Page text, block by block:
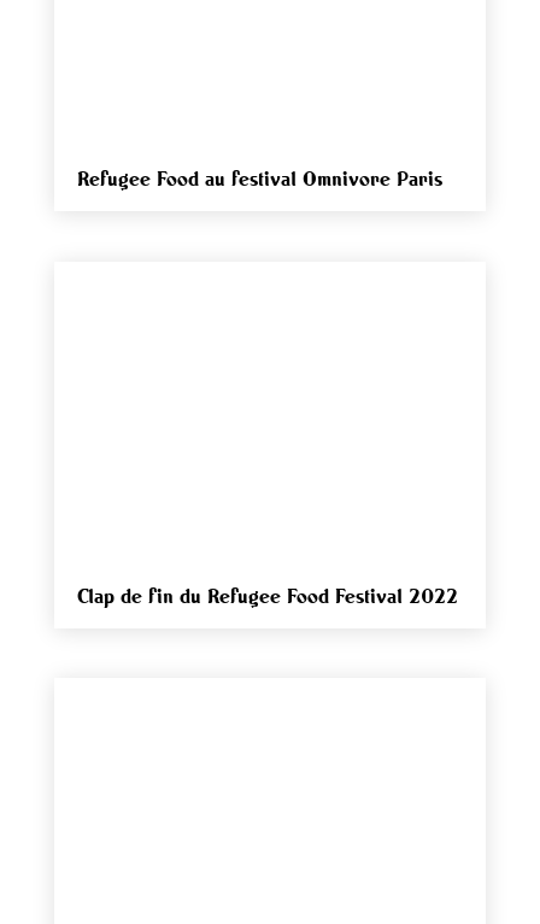
Refugee Food au festival Omnivore Paris
Clap de fin du Refugee Food Festival 2022